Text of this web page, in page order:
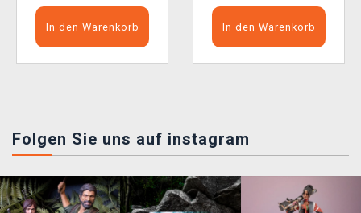
In den Warenkorb In den Warenkorb
Folgen Sie uns auf instagram